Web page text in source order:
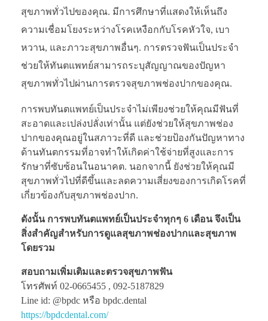
สุขภาพทั่วไปของคุณ. มีการศึกษาที่แสดงให้เห็นถึง
ความเชื่อมโยงระหว่างโรคเหงือกกับโรคหัวใจ, เบา
หวาน, และภาวะสุขภาพอื่นๆ. การตรวจฟันเป็นประจำ
ช่วยให้ทันตแพทย์สามารถระบุสัญญาณของปัญหา
สุขภาพทั่วไปผ่านการตรวจสุขภาพช่องปากของคุณ.
การพบทันตแพทย์เป็นประจำไม่เพียงช่วยให้คุณมีฟันที่
สะอาดและเปล่งปลั่งเท่านั้น แต่ยังช่วยให้สุขภาพช่อง
ปากของคุณอยู่ในสภาวะที่ดี และช่วยป้องกันปัญหาทาง
ด้านทันตกรรมที่อาจทำให้เกิดค่าใช้จ่ายที่สูงและการ
รักษาที่ซับซ้อนในอนาคต. นอกจากนี้ ยังช่วยให้คุณมี
สุขภาพทั่วไปที่ดีขึ้นและลดความเสี่ยงของการเกิดโรคที่
เกี่ยวข้องกับสุขภาพช่องปาก.
ดังนั้น การพบทันตแพทย์เป็นประจำทุกๆ 6 เดือน จึงเป็น
สิ่งสำคัญสำหรับการดูแลสุขภาพช่องปากและสุขภาพ
โดยรวม
สอบถามเพิ่มเติมและตรวจสุขภาพฟัน
โทรศัพท์ 02-0665455 , 092-5187829
Line id: @bpdc หรือ bpdc.dental
https://bpdcdental.com/